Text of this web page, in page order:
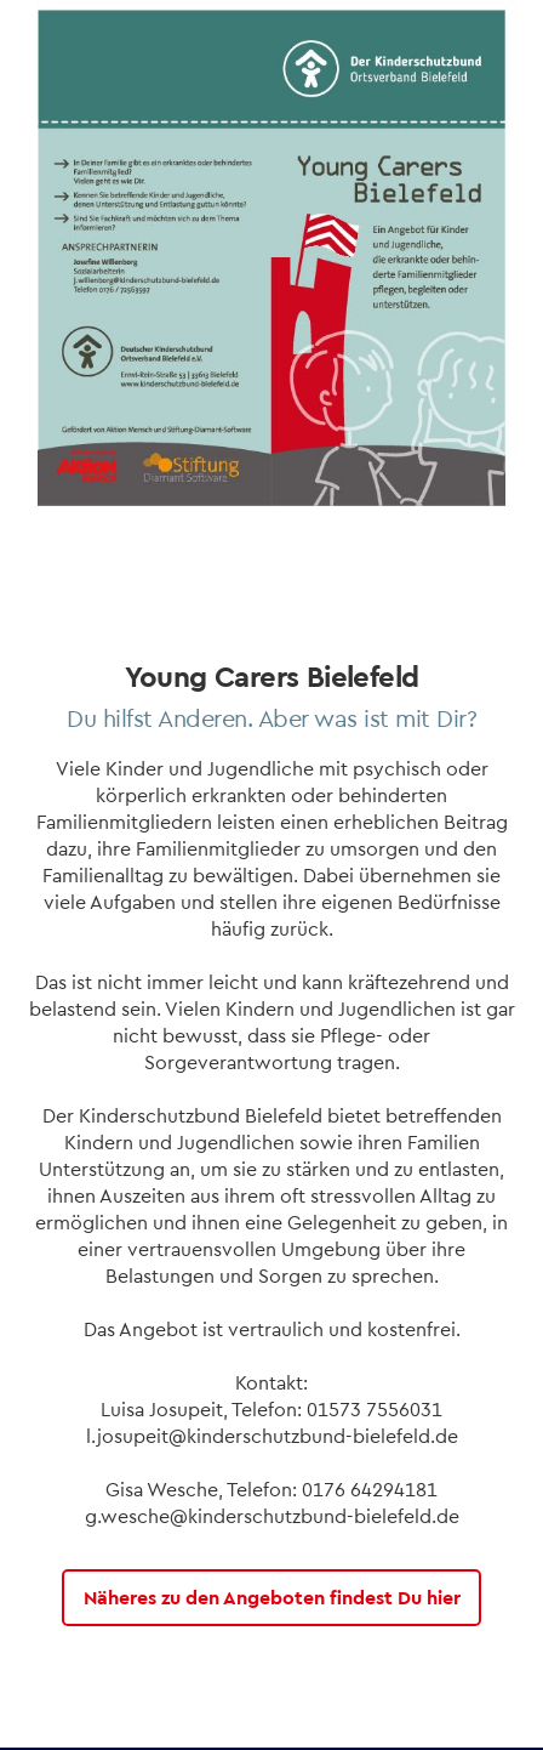
Young Carers Bielefeld
Du hilfst Anderen. Aber was ist mit Dir?
Viele Kinder und Jugendliche mit psychisch oder
körperlich erkrankten oder behinderten
Familienmitgliedern leisten einen erheblichen Beitrag
dazu, ihre Familienmitglieder zu umsorgen und den
Familienalltag zu bewältigen. Dabei übernehmen sie
viele Aufgaben und stellen ihre eigenen Bedürfnisse
häufig zurück.
Das ist nicht immer leicht und kann kräftezehrend und
belastend sein. Vielen Kindern und Jugendlichen ist gar
nicht bewusst, dass sie Pflege- oder
Sorgeverantwortung tragen.
Der Kinderschutzbund Bielefeld bietet betreffenden
Kindern und Jugendlichen sowie ihren Familien
Unterstützung an, um sie zu stärken und zu entlasten,
ihnen Auszeiten aus ihrem oft stressvollen Alltag zu
ermöglichen und ihnen eine Gelegenheit zu geben, in
einer vertrauensvollen Umgebung über ihre
Belastungen und Sorgen zu sprechen.
Das Angebot ist vertraulich und kostenfrei.
Kontakt:
Luisa Josupeit, Telefon: 01573 7556031
ed.dlefeleib-dnubztuhcsrednik@tiepusoj.l
Gisa Wesche, Telefon: 0176 64294181
ed.dlefeleib-dnubztuhcsrednik@ehcsew.g
Näheres zu den Angeboten findest Du hier